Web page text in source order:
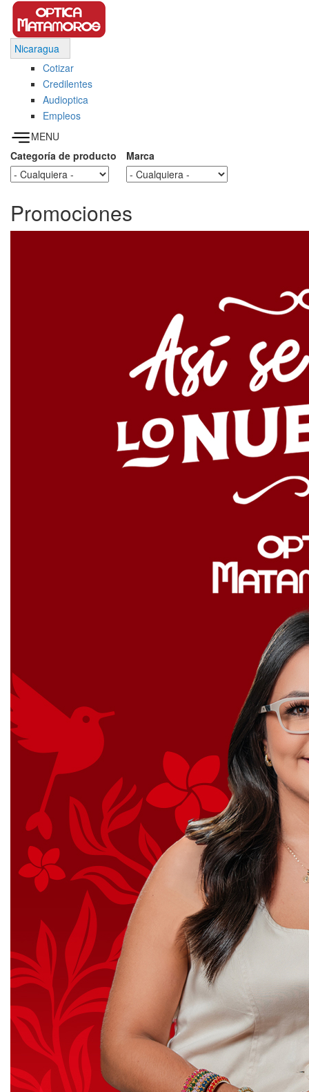
Pasar al contenido principal
This page can't load Google Maps correctly.
Nicaragua
Cotizar
Credilentes
Audioptica
Empleos
MENU
Categoría de producto
Marca
Promociones